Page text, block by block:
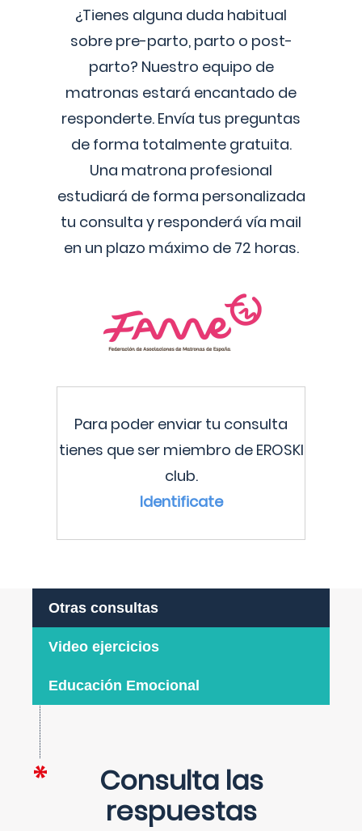
¿Tienes alguna duda habitual
sobre pre-parto, parto o post-
parto? Nuestro equipo de
matronas estará encantado de
responderte. Envía tus preguntas
de forma totalmente gratuita.
Una matrona profesional
estudiará de forma personalizada
tu consulta y responderá vía mail
en un plazo máximo de 72 horas.
Para poder enviar tu consulta
tienes que ser miembro de EROSKI
club.
Identificate
Otras consultas
Video ejercicios
Educación Emocional
Consulta las
respuestas